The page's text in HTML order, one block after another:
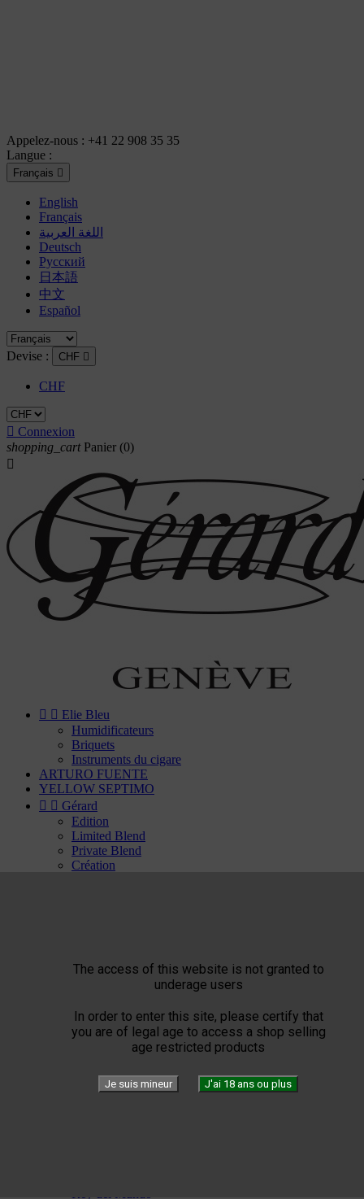
The access of this website is not granted to
underage users
In order to enter this site, please certify that
you are of legal age to access a shop selling
age restricted products
Je suis mineur J'ai 18 ans ou plus
Appelez-nous : +41 22 908 35 35
Langue :
Français 
English
Français
اللغة العربية
Deutsch
Русский
日本語
中文
Español
Devise : CHF 
CHF
 Connexion
shopping_cart Panier (0)

  Elie Bleu
Humidificateurs
Briquets
Instruments du cigare
ARTURO FUENTE
YELLOW SEPTIMO
  Gérard
Edition
Limited Blend
Private Blend
Création
Cohiba
Flor de Cano
Hoyo de Monterrey
Montecristo
Partagas